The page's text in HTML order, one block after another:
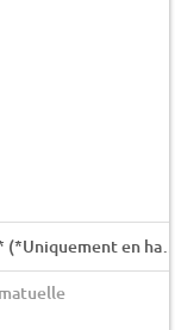
Cottage Corsair Premium, Arrivée le Samedi*